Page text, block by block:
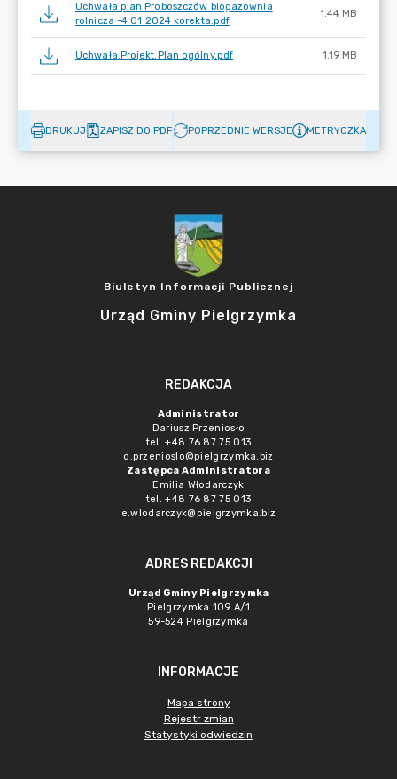
Uchwała plan Proboszczów biogazownia
rolnicza -4 01 2024 korekta.pdf
1.44 MB
Uchwała.Projekt.Plan ogólny.pdf 1.19 MB
DRUKUJ ZAPISZ DO PDF POPRZEDNIE WERSJE METRYCZKA
Biuletyn Informacji Publicznej
Urząd Gminy Pielgrzymka
REDAKCJA
Administrator
Dariusz Przeniosło
tel. +48 76 87 75 013
d.przenioslo@pielgrzymka.biz
Zastępca Administratora
Emilia Włodarczyk
tel. +48 76 87 75 013
e.wlodarczyk@pielgrzymka.biz
ADRES REDAKCJI
Urząd Gminy Pielgrzymka
Pielgrzymka 109 A/1
59-524 Pielgrzymka
INFORMACJE
Mapa strony
Rejestr zmian
Statystyki odwiedzin